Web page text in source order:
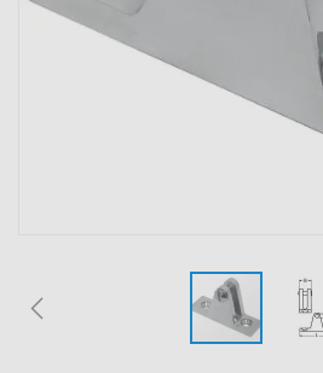
ons voorop, want we
goede relatie met onze